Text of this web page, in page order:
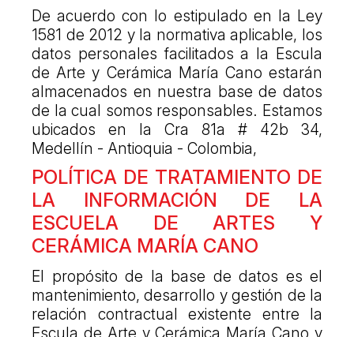
De acuerdo con lo estipulado en la Ley
1581 de 2012 y la normativa aplicable, los
datos personales facilitados a la Escula
de Arte y Cerámica María Cano estarán
almacenados en nuestra base de datos
de la cual somos responsables. Estamos
ubicados en la Cra 81a # 42b 34,
Medellín - Antioquia - Colombia,
POLÍTICA DE TRATAMIENTO DE
LA INFORMACIÓN DE LA
ESCUELA DE ARTES Y
CERÁMICA MARÍA CANO
El propósito de la base de datos es el
mantenimiento, desarrollo y gestión de la
relación contractual existente entre la
Escula de Arte y Cerámica María Cano y